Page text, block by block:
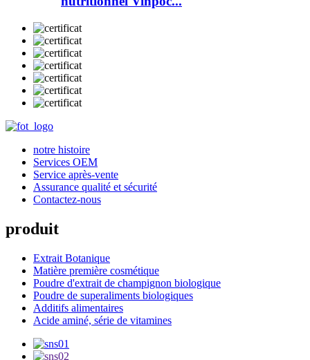
notre histoire
Services OEM
Service après-vente
Assurance qualité et sécurité
Contactez-nous
produit
Extrait Botanique
Matière première cosmétique
Poudre d'extrait de champignon biologique
Poudre de superaliments biologiques
Additifs alimentaires
Acide aminé, série de vitamines